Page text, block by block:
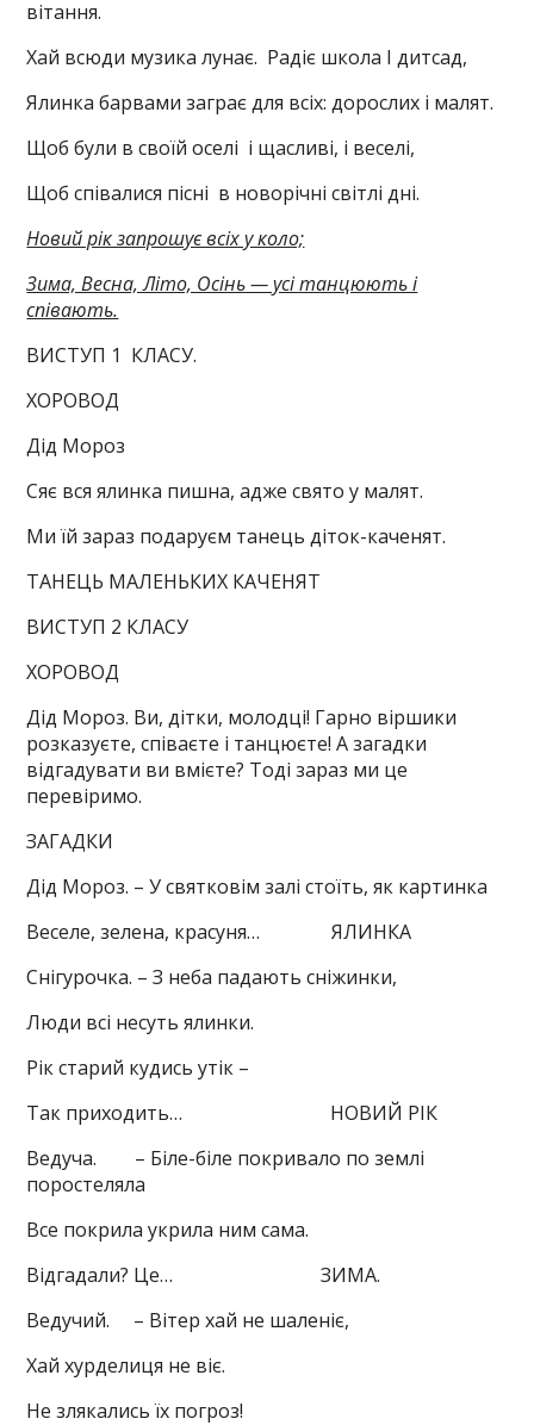
вітання.
Хай всюди музика лунає. Радіє школа І дитсад,
Ялинка барвами заграє для всіх: дорослих і малят.
Щоб були в своїй оселі і щасливі, і веселі,
Щоб співалися пісні в новорічні світлі дні.
Новий рік запрошує всіх у коло;
Зима, Весна, Літо, Осінь — усі танцюють і
співають.
ВИСТУП 1 КЛАСУ.
ХОРОВОД
Дід Мороз
Сяє вся ялинка пишна, адже свято у малят.
Ми їй зараз подаруєм танець діток-каченят.
ТАНЕЦЬ МАЛЕНЬКИХ КАЧЕНЯТ
ВИСТУП 2 КЛАСУ
ХОРОВОД
Дід Мороз. Ви, дітки, молодці! Гарно віршики
розказуєте, співаєте і танцюєте! А загадки
відгадувати ви вмієте? Тоді зараз ми це
перевіримо.
ЗАГАДКИ
Дід Мороз. – У святковім залі стоїть, як картинка
Веселе, зелена, красуня… ЯЛИНКА
Снігурочка. – З неба падають сніжинки,
Люди всі несуть ялинки.
Рік старий кудись утік –
Так приходить… НОВИЙ РІК
Ведуча. – Біле-біле покривало по землі
поростеляла
Все покрила укрила ним сама.
Відгадали? Це… ЗИМА.
Ведучий. – Вітер хай не шаленіє,
Хай хурделиця не віє.
Не злякались їх погроз!